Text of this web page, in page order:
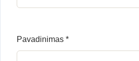
Pavadinimas *